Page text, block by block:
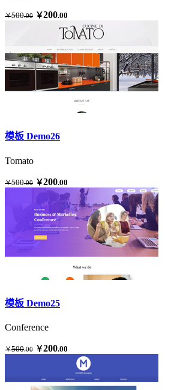
￥500.00 ￥200.00
模板 Demo26
Tomato
￥500.00 ￥200.00
模板 Demo25
Conference
￥500.00 ￥200.00